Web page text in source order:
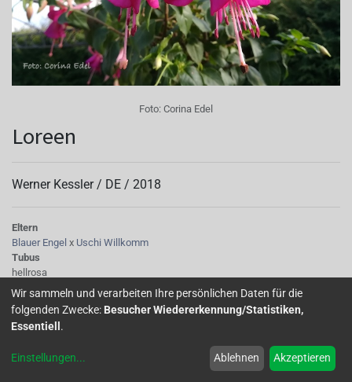
Foto: Corina Edel
Loreen
Werner Kessler / DE / 2018
Eltern
Blauer Engel x Uschi Willkomm
Tubus
hellrosa
Sepalen
Unterseite dunkler, hellrosa
Korolle/Petalen
leuchtend rosa
hellrosa
Wir sammeln und verarbeiten Ihre persönlichen Daten für die
folgenden Zwecke: Besucher Wiedererkennung/Statistiken,
Essentiell .
Einstellungen... Ablehnen Akzeptieren